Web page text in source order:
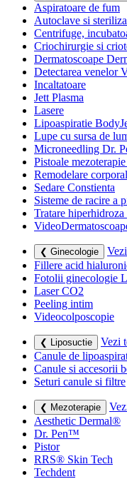
Aspiratoare de fum
Autoclave si
Centrifuge,
Criochirurgie si
Dermatoscoape
Detectarea venelor
Incaltatoare
Jett Plasma
Lasere
Lipoaspiratie
Lupe cu sursa de
Microneedling Dr.
Pistoale
Remodelare
Sedare Constienta
Sisteme de racire a
Tratare
❮ Ginecologie
Fillere acid
Fotolii ginecologie
Laser CO2
Peeling intim
Videocolposcopie
❮ Liposuctie
Vezi
Canule de
Canule si accesorii
Seturi canule si filtre
❮ Mezoterapie
Aesthetic Dermal®
Dr. Pen™
Pistor
RRS® Skin Tech
Techdent